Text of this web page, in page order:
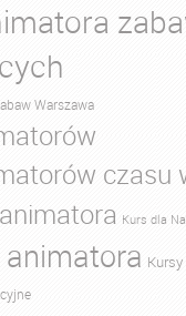
Warszawa
czasu
Kurs dla